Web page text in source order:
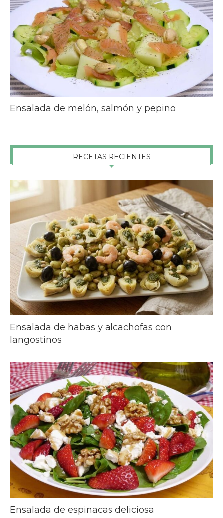
Ensalada de melón, salmón y pepino
RECETAS RECIENTES
Ensalada de habas y alcachofas con
langostinos
Ensalada de espinacas deliciosa